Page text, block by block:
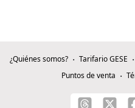
¿Quiénes somos? Tarifario GESE
Puntos de venta